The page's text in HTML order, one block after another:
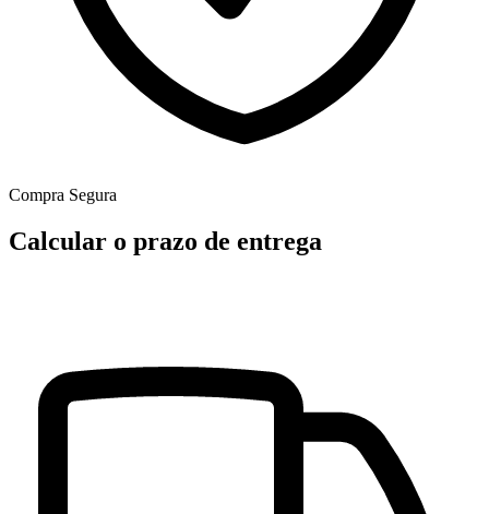
Compra Segura
Calcular o prazo de entrega